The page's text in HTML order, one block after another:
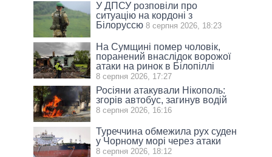
У ДПСУ розповіли про
ситуацію на кордоні з
Білоруссю 8 серпня 2026, 18:23
На Сумщині помер чоловік,
поранений внаслідок ворожої
атаки на ринок в Білопіллі
8 серпня 2026, 17:27
Росіяни атакували Нікополь:
згорів автобус, загинув водій
8 серпня 2026, 16:16
Туреччина обмежила рух суден
у Чорному морі через атаки
8 серпня 2026, 18:12